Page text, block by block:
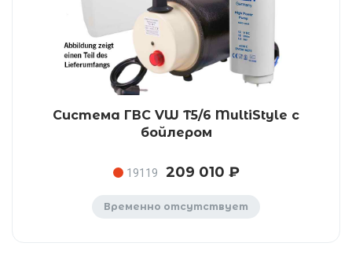
Система ГВС VW T5/6 MultiStyle с
бойлером
19119 209 010 ₽
Временно отсутствует